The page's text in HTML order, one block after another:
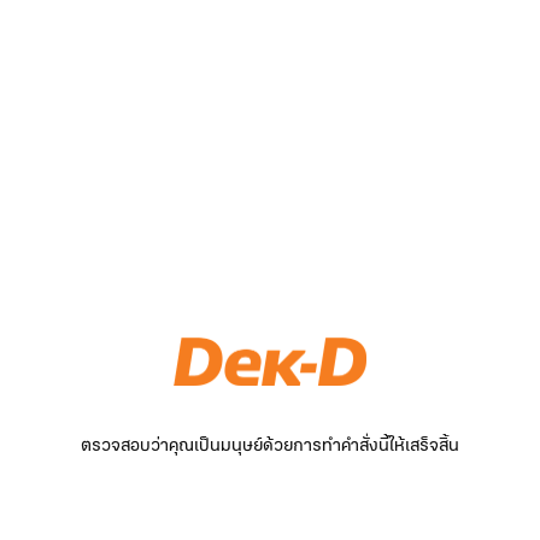
ตรวจสอบว่าคุณเป็นมนุษย์ด้วยการทำคำสั่งนี้ให้เสร็จสิ้น